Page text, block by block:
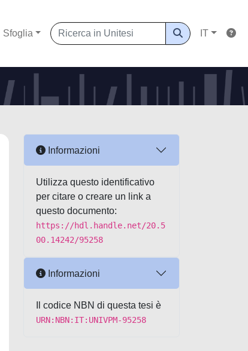
Sfoglia IT
Informazioni
Utilizza questo identificativo
per citare o creare un link a
questo documento:
https://hdl.handle.net/20.5
00.14242/95258
Informazioni
Il codice NBN di questa tesi è
URN:NBN:IT:UNIVPM-95258